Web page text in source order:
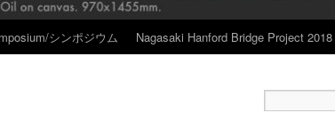
シンポジウム Nagasaki Hanford Bridge Project 2018